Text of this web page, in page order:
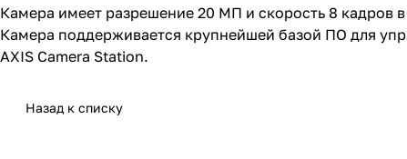
Камера имеет разрешение 20 МП и скорость 8 кадров
Камера поддерживается крупнейшей базой ПО для
AXIS Camera Station.
Назад к списку